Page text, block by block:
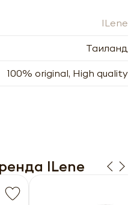
ILene
Таиланд
100% original, High quality
ILene